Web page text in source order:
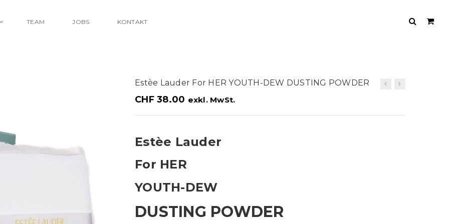
TEAM JOBS KONTAKT
Estèe Lauder For HER YOUTH-DEW DUSTING POWDER
CHF38.00 exkl. MwSt.
Estèe Lauder
For HER
YOUTH-DEW
DUSTING POWDER